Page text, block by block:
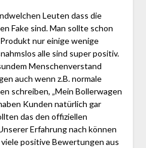
Leuten dass die
Fake sind. Man sollte schon
nur einige wenige
alle sind super positiv.
Menschenverstand
auch wenn z.B. normale
schreiben, „Mein Bollerwagen
Kunden natürlich gar
das den offiziellen
Erfahrung nach können
positive Bewertungen aus